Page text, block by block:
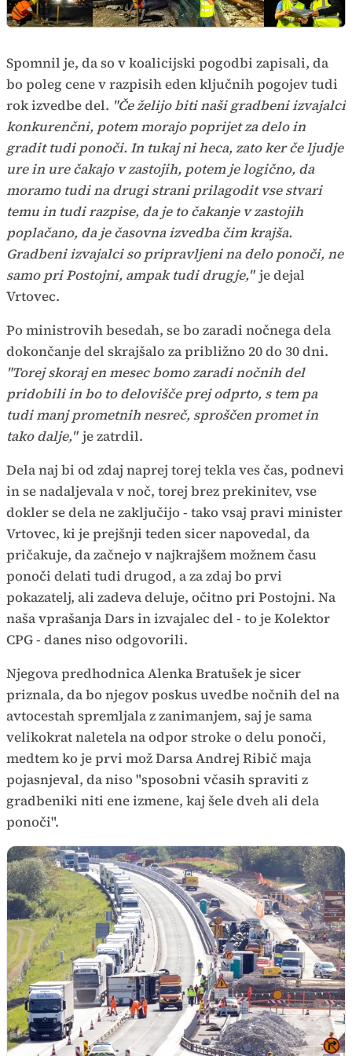
Spomnil je, da so v koalicijski pogodbi zapisali, da
bo poleg cene v razpisih eden ključnih pogojev tudi
rok izvedbe del. "Če želijo biti naši gradbeni izvajalci
konkurenčni, potem morajo poprijet za delo in
gradit tudi ponoči. In tukaj ni heca, zato ker če ljudje
ure in ure čakajo v zastojih, potem je logično, da
moramo tudi na drugi strani prilagodit vse stvari
temu in tudi razpise, da je to čakanje v zastojih
poplačano, da je časovna izvedba čim krajša.
Gradbeni izvajalci so pripravljeni na delo ponoči, ne
samo pri Postojni, ampak tudi drugje," je dejal
Vrtovec.
Po ministrovih besedah, se bo zaradi nočnega dela
dokončanje del skrajšalo za približno 20 do 30 dni.
"Torej skoraj en mesec bomo zaradi nočnih del
pridobili in bo to delovišče prej odprto, s tem pa
tudi manj prometnih nesreč, sproščen promet in
tako dalje," je zatrdil.
Dela naj bi od zdaj naprej torej tekla ves čas, podnevi
in se nadaljevala v noč, torej brez prekinitev, vse
dokler se dela ne zaključijo - tako vsaj pravi minister
Vrtovec, ki je prejšnji teden sicer napovedal, da
pričakuje, da začnejo v najkrajšem možnem času
ponoči delati tudi drugod, a za zdaj bo prvi
pokazatelj, ali zadeva deluje, očitno pri Postojni. Na
naša vprašanja Dars in izvajalec del - to je Kolektor
CPG - danes niso odgovorili.
Njegova predhodnica Alenka Bratušek je sicer
priznala, da bo njegov poskus uvedbe nočnih del na
avtocestah spremljala z zanimanjem, saj je sama
velikokrat naletela na odpor stroke o delu ponoči,
medtem ko je prvi mož Darsa Andrej Ribič maja
pojasnjeval, da niso "sposobni včasih spraviti z
gradbeniki niti ene izmene, kaj šele dveh ali dela
ponoči".